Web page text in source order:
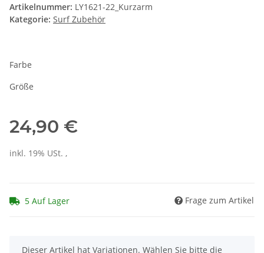
Artikelnummer: LY1621-22_Kurzarm
Kategorie: Surf Zubehör
Farbe
Größe
24,90 €
inkl. 19% USt. ,
5 Auf Lager Frage zum Artikel
x
Dieser Artikel hat Variationen. Wählen Sie bitte die